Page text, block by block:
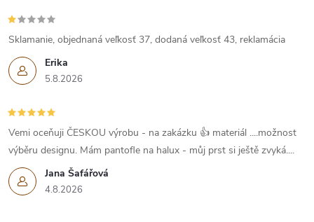
Erika
5.8.2026
Sklamanie, objednaná veľkosť 37, dodaná veľkosť 43, reklamácia
Jana Šafářová
4.8.2026
Vemi oceňuji ČESKOU výrobu - na zakázku 👍 materiál ....možnost
výběru designu. Mám pantofle na halux - můj prst si ještě zvyká....